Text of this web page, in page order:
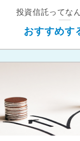
投資信託ってな
おすすめす